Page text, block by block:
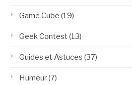
Game Cube (19)
Geek Contest(13)
Guides et Astuces (37)
Humeur(7)